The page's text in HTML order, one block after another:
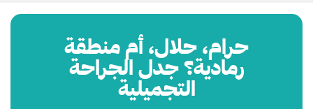
حرام، حلال، أم منطقة
رمادية؟ جدل الجراحة
التجميلية